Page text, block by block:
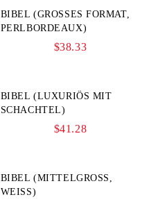
BIBEL (GROSSES FORMAT, P
ERLBORDEAUX)
$38.33
BIBEL (LUXURIÖS MIT
SCHACHTEL)
$41.28
BIBEL (MITTELGROSS, W
EISS)